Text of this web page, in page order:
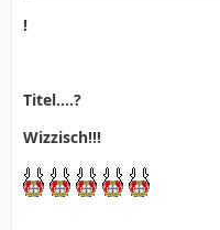
!
Titel....?
Wizzisch!!!